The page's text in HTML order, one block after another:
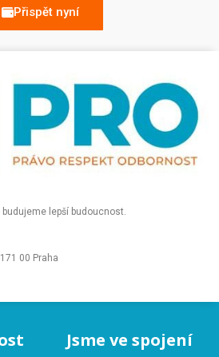
Přispět nyní
lepší budoucnost.
00 Praha
Jsme ve spojení